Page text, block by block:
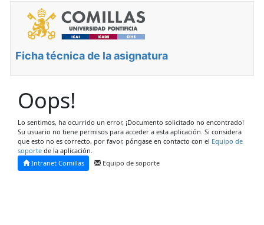
Ficha técnica de la asignatura
Oops!
Lo sentimos, ha ocurrido un error, ¡Documento solicitado no encontrado!
Su usuario no tiene permisos para acceder a esta aplicación. Si considera
que esto no es correcto, por favor, póngase en contacto con el Equipo de
soporte de la aplicación.
Intranet Comillas
Equipo de soporte